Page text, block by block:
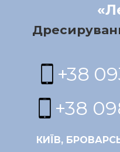
+38
+38
КИЇВ,